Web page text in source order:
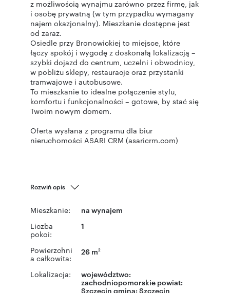
z możliwością wynajmu zarówno przez firmę, jak
i osobę prywatną (w tym przypadku wymagany
najem okazjonalny). Mieszkanie dostępne jest
od zaraz.
Osiedle przy Bronowickiej to miejsce, które
łączy spokój i wygodę z doskonałą lokalizacją –
szybki dojazd do centrum, uczelni i obwodnicy,
w pobliżu sklepy, restauracje oraz przystanki
tramwajowe i autobusowe.
To mieszkanie to idealne połączenie stylu,
komfortu i funkcjonalności – gotowe, by stać się
Twoim nowym domem.
Oferta wysłana z programu dla biur
nieruchomości ASARI CRM (asaricrm.com)
Rozwiń opis
Mieszkanie: na wynajem
Liczba
pokoi:
1
Powierzchni
a całkowita:
26 m2
Lokalizacja:
województwo:
zachodniopomorskie powiat:
Szczecin gmina: Szczecin